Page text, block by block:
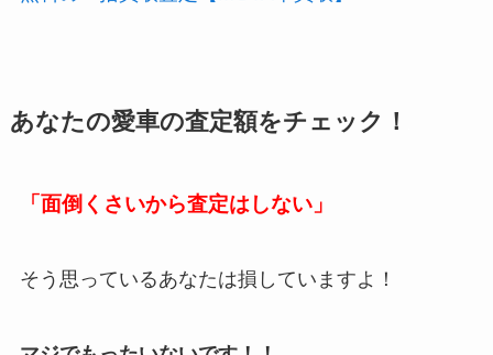
あなたの愛車の査定額をチェック！
「面倒くさいから査定はしない」
そう思っているあなたは損していますよ！